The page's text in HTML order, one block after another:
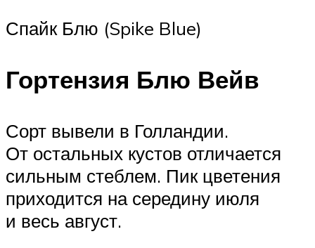
Спайк Блю (Spike Blue)
Гортензия Блю Вейв
Сорт вывели в Голландии.
От остальных кустов отличается
сильным стеблем. Пик цветения
приходится на середину июля
и весь август.